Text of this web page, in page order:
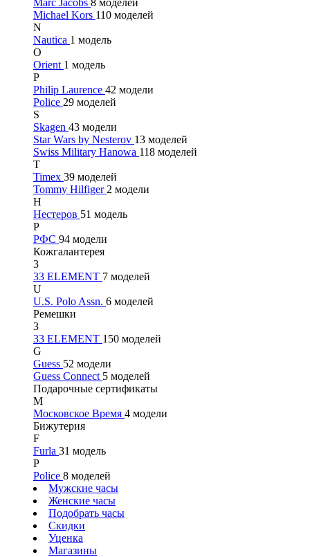
Marc Jacobs 8 моделей
Michael Kors 110 моделей
N
Nautica 1 модель
O
Orient 1 модель
P
Philip Laurence 42 модели
Police 29 моделей
S
Skagen 43 модели
Star Wars by Nesterov 13 моделей
Swiss Military Hanowa 118 моделей
T
Timex 39 моделей
Tommy Hilfiger 2 модели
Н
Нестеров 51 модель
Р
РФС 94 модели
Кожгалантерея
3
33 ELEMENT 7 моделей
U
U.S. Polo Assn. 6 моделей
Ремешки
3
33 ELEMENT 150 моделей
G
Guess 52 модели
Guess Connect 5 моделей
Подарочные сертификаты
М
Московское Время 4 модели
Бижутерия
F
Furla 31 модель
P
Police 8 моделей
Мужские часы
Женские часы
Подобрать часы
Скидки
Уценка
Магазины